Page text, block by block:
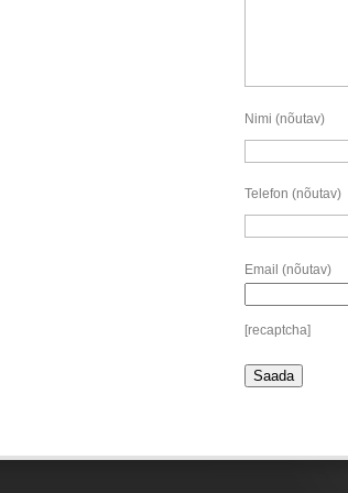
Nimi (nõutav)
Telefon (nõutav)
Email (nõutav)
[recaptcha]